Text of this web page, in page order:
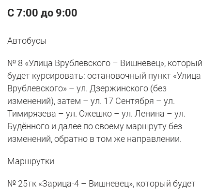
С 7:00 до 9:00
Автобусы
№ 8 «Улица Врублевского – Вишневец», который
будет курсировать: остановочный пункт «Улица
Врублевского» – ул. Дзержинского (без
изменений), затем – ул. 17 Сентября – ул.
Тимирязева – ул. Ожешко – ул. Ленина – ул.
Будённого и далее по своему маршруту без
изменений, обратно в том же направлении.
Маршрутки
№ 25тк «Зарица-4 – Вишневец», который будет